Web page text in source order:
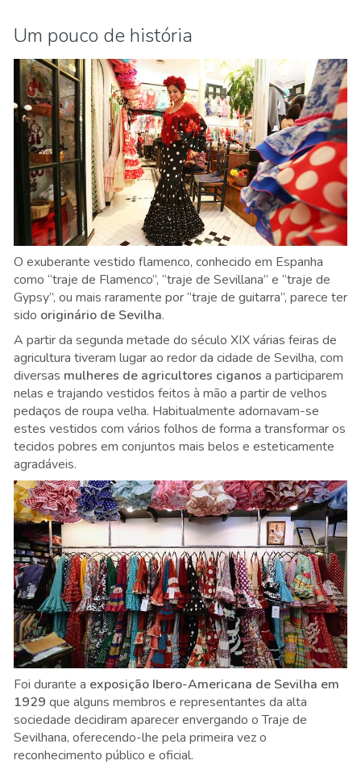
Um pouco de história
O exuberante vestido flamenco, conhecido em Espanha
como “traje de Flamenco”, “traje de Sevillana” e “traje de
Gypsy”, ou mais raramente por “traje de guitarra”, parece ter
sido originário de Sevilha.
A partir da segunda metade do século XIX várias feiras de
agricultura tiveram lugar ao redor da cidade de Sevilha, com
diversas mulheres de agricultores ciganos a participarem
nelas e trajando vestidos feitos à mão a partir de velhos
pedaços de roupa velha. Habitualmente adornavam-se
estes vestidos com vários folhos de forma a transformar os
tecidos pobres em conjuntos mais belos e esteticamente
agradáveis.
Foi durante a exposição Ibero-Americana de Sevilha em
1929 que alguns membros e representantes da alta
sociedade decidiram aparecer envergando o Traje de
Sevilhana, oferecendo-lhe pela primeira vez o
reconhecimento público e oficial.